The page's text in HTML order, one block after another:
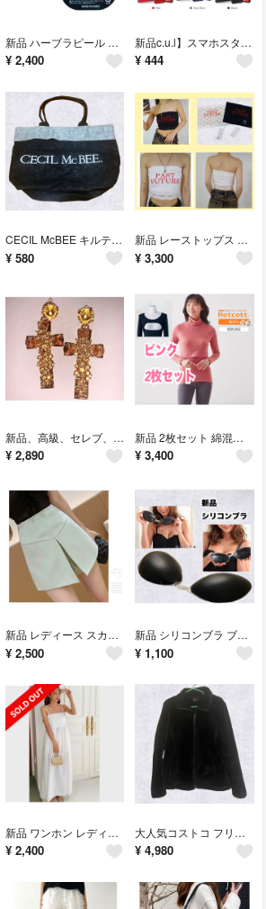
新品 ハーブラピール 2個 ハーブピーリング 美肌 Herb La Peel
¥ 2,400
新品c.u.l】スマホスタンド リングベルト付 マットカラー アイフォンケース
¥ 444
CECIL McBEE キルティングトートバッグ ショッパー ショップバッグ
¥ 580
新品 レーストップス 2枚セット 白 黒 チューブトップ セクシー ギャル
¥ 3,300
新品、高級、セレブ、レディース、ピアス、クロス、十字架、ゴールド、キラキラ
¥ 2,890
新品 2枚セット 綿混あったかインナー 産後タートルネック長袖 授乳口付
¥ 3,400
新品 レディース スカート パンツ ミニスカート 韓国 ミント グリーン
¥ 2,500
新品 シリコンブラ ブラック ヌーブラ Dカップ ぷにゅ×2 黒
¥ 1,100
新品 ワンホン レディース 白 ワンピース ホワイト ロング リゾート 海 水着
¥ 2,400
大人気コストコ フリース 32°HEAT 極厚 起毛 ジップアップ もふもふ 暖
¥ 4,980